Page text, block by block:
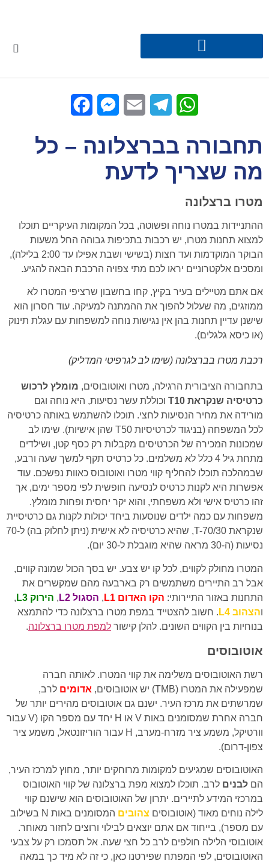
WhatsApp
Telegram
Email
Messenger
תחבורה בברצלונה – כל
מה שצריך לדעת
מטרו ברצלונה
ההתניידות במטרו נוחה ופשוטה, בכל המקומות העיקריים תוכלו
למצוא תחנות מטרו, יש רכבות בתכיפות גבוהה החל משעות
הבוקר המוקדמות ועד חצות (בשישי ושבת אפילו עד 2:00 בלילה),
ומסכים אלקטרוניים יראו לכם מתי צפויה הרכבת הבאה להגיע.
אם אתם מטיילים בעיר בקיץ, קחו בחשבון שרציפי המטרו לא
ממוזגים, מה שעלול להפוך את ההמתנה למעיקה. עוד חסרון הוא
שישנן עדיין תחנות בהן אין נגישות נוחה למשפחות עם עגלת תינוק
(או כיסא גלגלים).
רכבת מטרו בברצלונה (שימו לב לגרפיטי המדליק)
בתחבורה הציבורית הרגילה, מטרו ואוטובוסים, מומלץ לרכוש
כרטיסיה שנקראת T10
וכוללת עשר נסיעות, היא נוחה וגם
מורידה את מחיר הנסיעות לחצי. תוכלו להשתמש באותה כרטיסיה
לכל המשפחה (בניגוד לכרטיסיות T50 שהן אישיות). שימו לב
שמכונות המכירה של הכרטיסים מקבלות רק כסף קטן, ושילדים
מתחת גיל 4 כלל לא משלמים. כל כרטיס תקף למשך שעה ורבע,
שבמהלכה תוכלו להחליף קווי מטרו ואוטובוס כאוות נפשכם. עוד
אפשרות היא לקנות כרטיס לנסיעה חופשית לפי מספר ימים, אך
זהו כרטיס אישי ולא משפחתי, והוא יקר יחסית ופחות מומלץ.
משפחות עם כמה ילדים שנוסעות ביחד יכולות לקנות גם כרטיסיית
שנקראת T-70/30, שהיא כרטיסיה לא אישית (ניתן לחלוק בה) ל-70
נסיעות (ה-30 מראה שהיא מוגבלת ל-30 יום).
המטרו מחולק לקווים, לכל קו יש צבע. יש בסך הכול שמונה קווים,
אבל רב התיירים משתמשים רק בארבעה מהם שמקשרים את
התחנות באזור התיירותי: הקו האדום L1 , הסגול L2 , הירוק L3
,
והצהוב L4
. חשוב להצטייד במפת מטרו ברצלונה כדי להתמצא
בנוחיות בין הקווים השונים. להלן קישור למפת מטרו ברצלונה.
אוטובוסים
רשת האוטובוסים משלימה את קווי המטרו. לאותה חברה
שמפעילה את המטרו (TMB) יש אוטובוסים,
אדומים לרב,
שמרשתים את מרכז העיר. ישנם גם אוטובוסים מהירים יותר של
חברה אחרת שמסומנים באות V או H יחד עם מספר הקו (V עבור
וורטיקל, משמע ציר מזרח-מערב, H עבור הוריזונטאל, משמע ציר
צפון-דרום).
האוטובוסים שמגיעים למקומות מרוחקים יותר, מחוץ למרכז העיר,
הם לבנים לרב. תוכלו למצוא מפת ברצלונה של קווי האוטובוס
במרכזי המידע לתיירים. יתרון של האוטובוסים הוא שישנם קווי
לילה נוחים מאוד (אוטובוסים צהובים
המסומנים באות N בשילוב
עם מספר), בייחוד אם אתם יוצאים לבילוי ורוצים לחזור מאוחר.
אוטובוסי הלילה חולפים לרב כל חצי שעה. אל תסמכו רק על צבעי
האוטובוסים, לפי המפתח שפירטנו כאן, כי זה לא מיד כך במאה